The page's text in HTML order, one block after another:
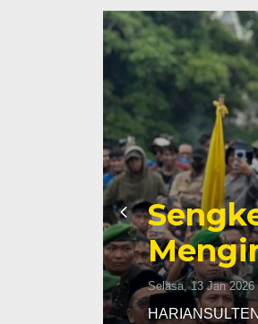
Selasa, 13 Jan 2026